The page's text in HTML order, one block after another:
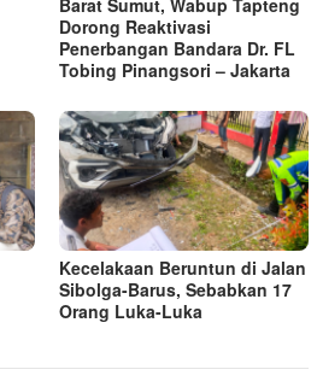
Barat Sumut, Wabup Tapteng
Dorong Reaktivasi
Penerbangan Bandara Dr. FL
Tobing Pinangsori – Jakarta
Kecelakaan Beruntun di Jalan
Sibolga-Barus, Sebabkan 17
Orang Luka-Luka